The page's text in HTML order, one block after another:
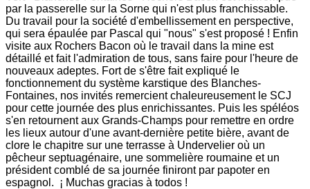
par la passerelle sur la Sorne qui n'est plus franchissable.
Du travail pour la société d'embellissement en perspective,
qui sera épaulée par Pascal qui "nous" s'est proposé ! Enfin
visite aux Rochers Bacon où le travail dans la mine est
détaillé et fait l'admiration de tous, sans faire pour l'heure de
nouveaux adeptes. Fort de s'être fait expliqué le
fonctionnement du système karstique des Blanches-
Fontaines, nos invités remercient chaleureusement le SCJ
pour cette journée des plus enrichissantes. Puis les spéléos
s'en retournent aux Grands-Champs pour remettre en ordre
les lieux autour d'une avant-dernière petite bière, avant de
clore le chapitre sur une terrasse à Undervelier où un
pêcheur septuagénaire, une sommelière roumaine et un
président comblé de sa journée finiront par papoter en
espagnol. ¡ Muchas gracias à todos !